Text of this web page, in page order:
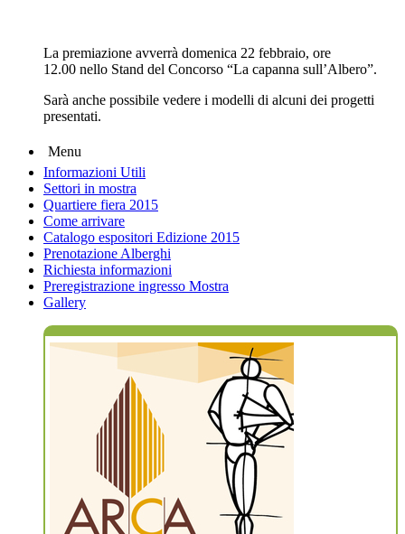
La premiazione avverrà domenica 22 febbraio, ore
12.00 nello Stand del Concorso “La capanna sull’Albero”.
Sarà anche possibile vedere i modelli di alcuni dei progetti
presentati.
Menu
Informazioni Utili
Settori in mostra
Quartiere fiera 2015
Come arrivare
Catalogo espositori Edizione 2015
Prenotazione Alberghi
Richiesta informazioni
Preregistrazione ingresso Mostra
Gallery